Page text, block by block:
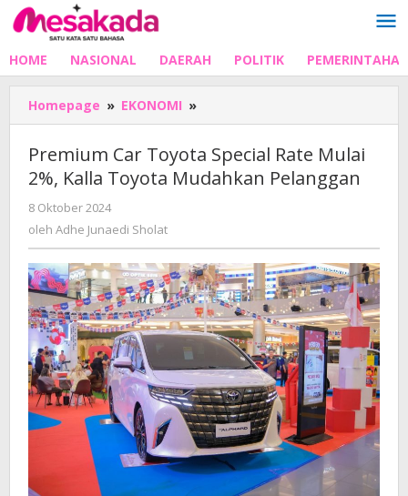
Lewati
ke
HOME NASIONAL DAERAH POLITIK
Homepage » EKONOMI »
Car
Special
Rate
Mudahkan
Pelanggan
Premium Car Toyota Special Rate Mulai
2%, Kalla Toyota Mudahkan Pelanggan
8 Oktober 2024
Adhe
oleh Adhe Junaedi Sholat